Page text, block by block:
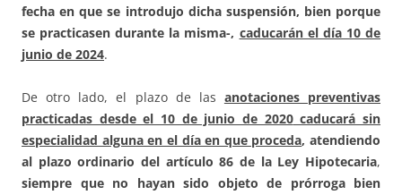
fecha en que se introdujo dicha suspensión, bien porque
se practicasen durante la misma-, caducarán el día 10 de
junio de 2024.
De otro lado, el plazo de las anotaciones preventivas
practicadas desde el 10 de junio de 2020caducará sin
especialidad alguna en el día en que proceda, atendiendo
al plazo ordinario del artículo 86 de la Ley Hipotecaria,
siempre que no hayan sido objeto de prórroga bien